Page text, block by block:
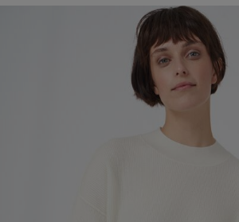
NOUVEAUX STYLES DOUX ET NOUVELLES
SAISON À VENIR
EXTRA 10% OFF SALE